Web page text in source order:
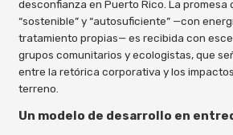
desconfianza en Puerto Rico. La promesa
“sostenible” y “autosuficiente” —con
tratamiento propias— es recibida con
grupos comunitarios y ecologistas, que
entre la retórica corporativa y los
terreno.
Un modelo de desarrollo en